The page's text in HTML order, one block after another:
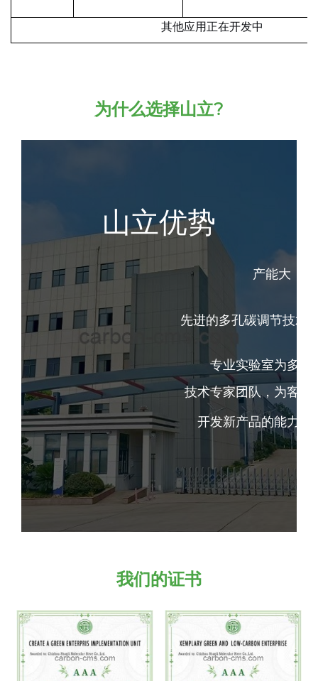
其他应用正在开发中
为什么选择山立?
山立优势
产能大，
先进的多孔碳调节技术
专业实验室为多孔
技术专家团队，为客户
开发新产品的能力，
--------------占位---------------
我们的证书